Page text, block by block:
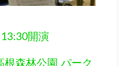
開演
森林公園 パーク